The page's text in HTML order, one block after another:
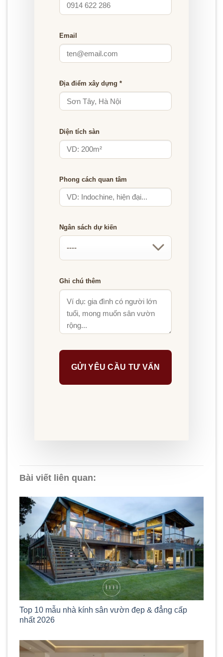
Email
Địa điểm xây dựng *
Diện tích sàn
Phong cách quan tâm
Ngân sách dự kiến
Ghi chú thêm
Bài viết liên quan:
Top 10 mẫu nhà kính sân vườn đẹp & đẳng cấp
nhất 2026